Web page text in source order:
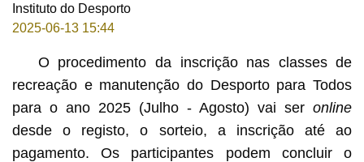
Instituto do Desporto
2025-06-13 15:44
O procedimento da inscrição nas classes de
recreação e manutenção do Desporto para Todos
para o ano 2025 (Julho - Agosto) vai seronline
desde o registo, o sorteio, a inscrição até ao
pagamento. Os participantes podem concluir o